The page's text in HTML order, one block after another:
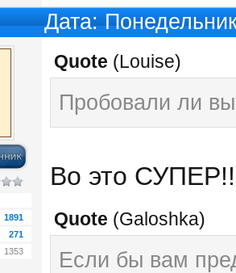
Дата:
1891
271
1353
Quote (Louise)
Пробовали ли
Во это
Quote (Galoshka)
Если бы вам